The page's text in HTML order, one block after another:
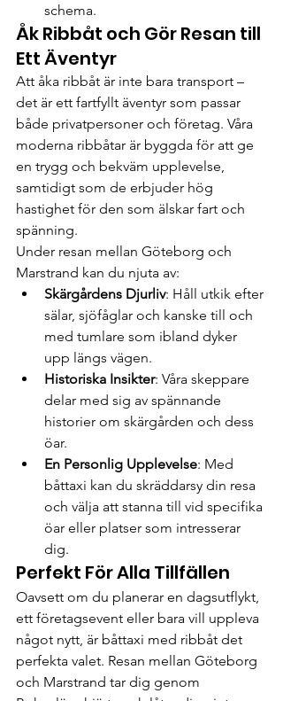
schema.
Åk Ribbåt och Gör Resan till
Ett Äventyr
Att åka ribbåt är inte bara transport –
det är ett fartfyllt äventyr som passar
både privatpersoner och företag. Våra
moderna ribbåtar är byggda för att ge
en trygg och bekväm upplevelse,
samtidigt som de erbjuder hög
hastighet för den som älskar fart och
spänning.
Under resan mellan Göteborg och
Marstrand kan du njuta av:
Skärgårdens Djurliv: Håll utkik efter
sälar, sjöfåglar och kanske till och
med tumlare som ibland dyker
upp längs vägen.
Historiska Insikter: Våra skeppare
delar med sig av spännande
historier om skärgården och dess
öar.
En Personlig Upplevelse: Med
båttaxi kan du skräddarsy din resa
och välja att stanna till vid specifika
öar eller platser som intresserar
dig.
Perfekt För Alla Tillfällen
Oavsett om du planerar en dagsutflykt,
ett företagsevent eller bara vill uppleva
något nytt, är båttaxi med ribbåt det
perfekta valet. Resan mellan Göteborg
och Marstrand tar dig genom